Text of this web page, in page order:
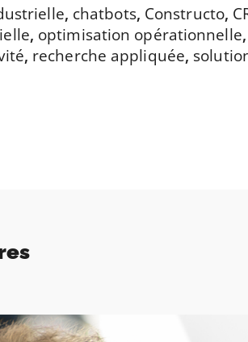
, chatbots, Constructo,
, optimisation opérationnelle,
, recherche appliquée,